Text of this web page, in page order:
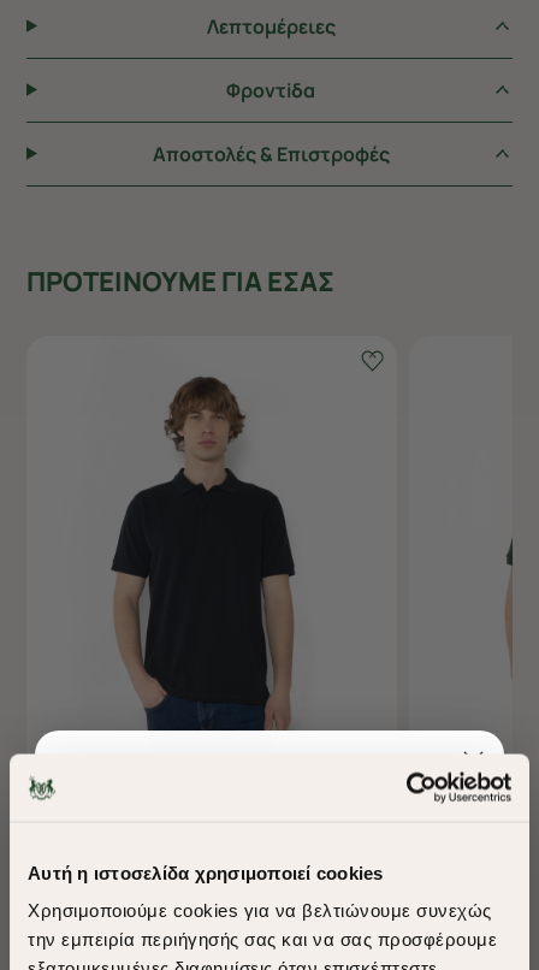
Αυτή η ιστοσελίδα χρησιμοποιεί cookies
Χρησιμοποιούμε cookies για να βελτιώνουμε συνεχώς
την εμπειρία περιήγησής σας και να σας προσφέρουμε
Λεπτομέρειες
Φροντiδα
Αποστολές & Επιστροφές
ΠΡΟΤΕΙΝΟΥΜΕ ΓΙΑ ΕΣΑΣ
-40%
€55,00
+ 26 Colors
Sustainable Cotton Best Seller
-40%
+ 26 Colors
Sustainable